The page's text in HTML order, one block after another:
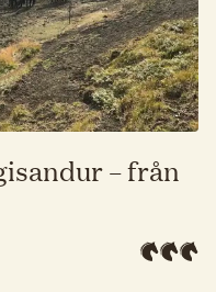
– från